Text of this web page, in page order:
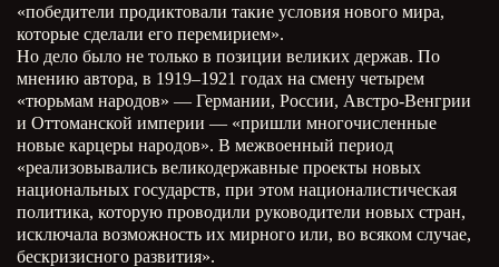
«победители продиктовали такие условия нового мира,
которые сделали его перемирием».
Но дело было не только в позиции великих держав. По
мнению автора, в 1919–1921 годах на смену четырем
«тюрьмам народов» — Германии, России, Австро-Венгрии
и Оттоманской империи — «пришли многочисленные
новые карцеры народов». В межвоенный период
«реализовывались великодержавные проекты новых
национальных государств, при этом националистическая
политика, которую проводили руководители новых стран,
исключала возможность их мирного или, во всяком случае,
бескризисного развития».